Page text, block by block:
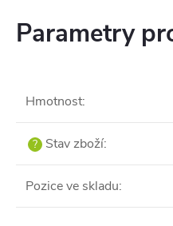
Parametry
Hmotnost:
? Stav zboží:
Pozice ve skladu: